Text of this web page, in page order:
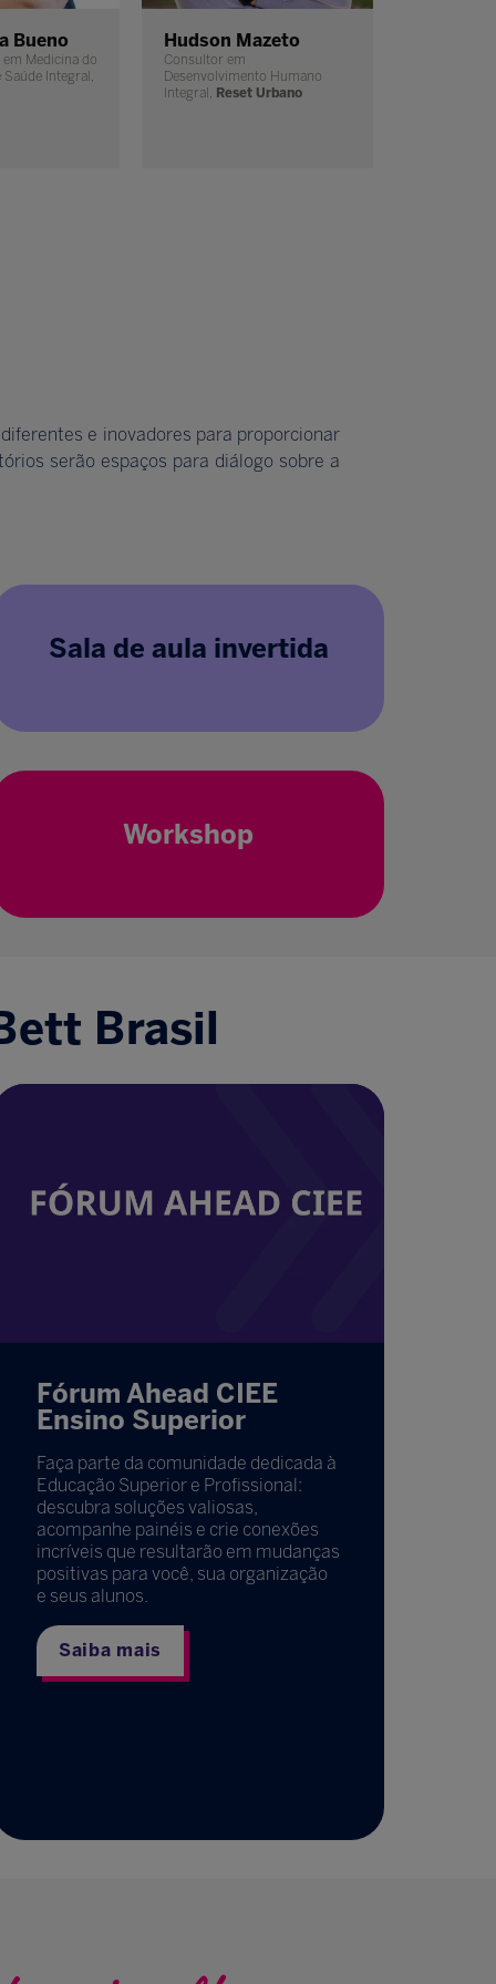
Bueno
Medicina do
Saúde Integral,
Hudson Mazeto
Consultor em
Desenvolvimento Humano
Integral, Reset Urbano
e inovadores para proporcionar
serão espaços para diálogo sobre a
Sala de aula invertida
Workshop
Brasil
Fórum Ahead CIEE
Ensino Superior
Faça parte da comunidade dedicada à
Educação Superior e Profissional:
descubra soluções valiosas,
acompanhe painéis e crie conexões
incríveis que resultarão em mudanças
positivas para você, sua organização
e seus alunos.
Saiba mais